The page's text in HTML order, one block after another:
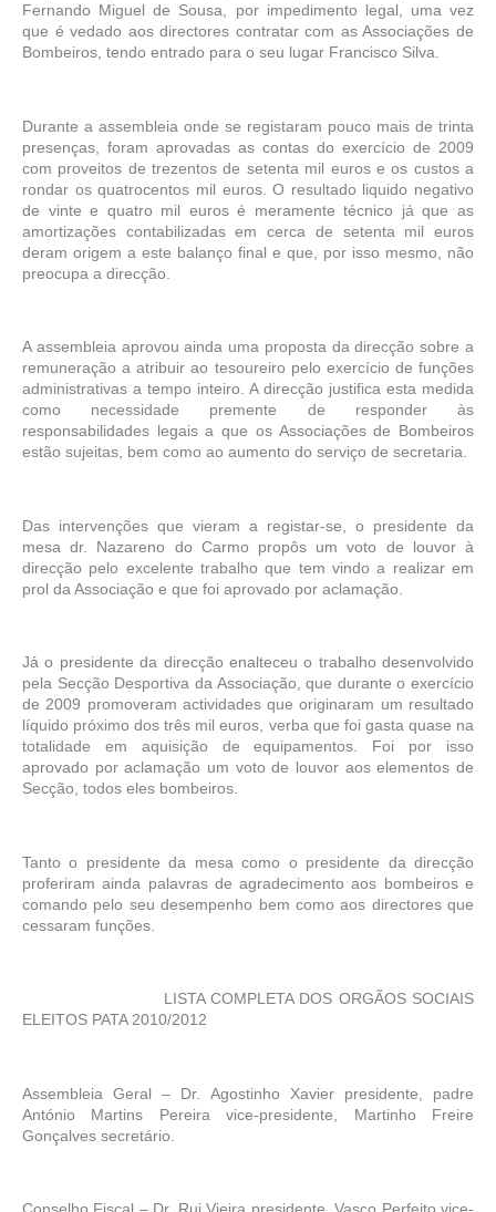
Fernando Miguel de Sousa, por impedimento legal, uma vez
que é vedado aos directores contratar com as Associações de
Bombeiros, tendo entrado para o seu lugar Francisco Silva.
Durante a assembleia onde se registaram pouco mais de trinta
presenças, foram aprovadas as contas do exercício de 2009
com proveitos de trezentos de setenta mil euros e os custos a
rondar os quatrocentos mil euros. O resultado liquido negativo
de vinte e quatro mil euros é meramente técnico já que as
amortizações contabilizadas em cerca de setenta mil euros
deram origem a este balanço final e que, por isso mesmo, não
preocupa a direcção.
A assembleia aprovou ainda uma proposta da direcção sobre a
remuneração a atribuir ao tesoureiro pelo exercício de funções
administrativas a tempo inteiro. A direcção justifica esta medida
como necessidade premente de responder às
responsabilidades legais a que os Associações de Bombeiros
estão sujeitas, bem como ao aumento do serviço de secretaria.
Das intervenções que vieram a registar-se, o presidente da
mesa dr. Nazareno do Carmo propôs um voto de louvor à
direcção pelo excelente trabalho que tem vindo a realizar em
prol da Associação e que foi aprovado por aclamação.
Já o presidente da direcção enalteceu o trabalho desenvolvido
pela Secção Desportiva da Associação, que durante o exercício
de 2009 promoveram actividades que originaram um resultado
líquido próximo dos três mil euros, verba que foi gasta quase na
totalidade em aquisição de equipamentos. Foi por isso
aprovado por aclamação um voto de louvor aos elementos de
Secção, todos eles bombeiros.
Tanto o presidente da mesa como o presidente da direcção
proferiram ainda palavras de agradecimento aos bombeiros e
comando pelo seu desempenho bem como aos directores que
cessaram funções.
LISTA COMPLETA DOS ORGÃOS SOCIAIS
ELEITOS PATA 2010/2012
Assembleia Geral – Dr. Agostinho Xavier presidente, padre
António Martins Pereira vice-presidente, Martinho Freire
Gonçalves secretário.